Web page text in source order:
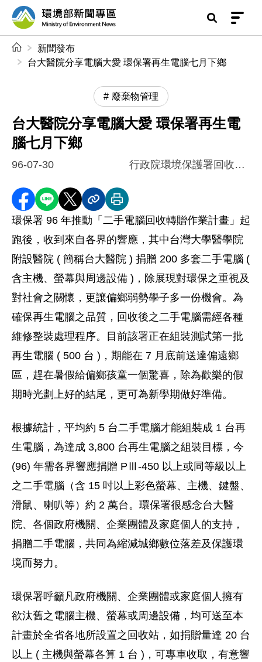
前往中央內容區塊
環境部新聞專區
新聞發布
台大醫院分享電腦大愛 環保署再生電腦七月下鄉
廢棄物管理
台大醫院分享電腦大愛 環保署再生電
腦七月下鄉
96-07-30 行政院環境保護署回收基管會
分享至 Facebook
分享到 LINE
分享到 X分享內容連結
列印本頁
環保署 96 年推動「二手電腦回收轉贈作業計畫」起
跑後，收到來自各界的響應，其中台灣大學醫學院
附設醫院 ( 簡稱台大醫院 ) 捐贈 200 多套二手電腦 (
含主機、螢幕與周邊設備 )，除展現對環保之重視及
對社會之關懷，更讓偏鄉弱勢學子多一份機會。為
確保再生電腦之品質，回收後之二手電腦需經各種
維修整裝處理程序。目前該署正在組裝測試第一批
再生電腦 ( 500 台 )，期能在 7 月底前送達偏遠鄉
區，趕在暑假給偏鄉孩童一個驚喜，除為歡樂的假
期時光劃上好的結尾，更可為新學期做好準備。
根據統計，平均約 5 台二手電腦才能組裝成 1 台再
生電腦，為達成 3,800 台再生電腦之組裝目標，今
(96) 年需各界響應捐贈 PⅢ-450 以上或同等級以上
之二手電腦（含 15 吋以上彩色螢幕、主機、鍵盤、
滑鼠、喇叭等）約 2 萬台。環保署很感念台大醫
院、各個政府機關、企業團體及家庭個人的支持，
捐贈二手電腦，共同為縮減城鄉數位落差及保護環
境而努力。
環保署呼籲凡政府機關、企業團體或家庭個人擁有
欲汰舊之電腦主機、螢幕或周邊設備，均可送至本
計畫於全省各地所設置之回收站，如捐贈量達 20 台
以上 ( 主機與螢幕各算 1 台 )，可專車收取，有意響